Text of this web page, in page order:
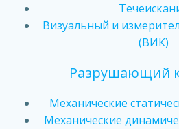
Визуальный и
(ВИК)
Разрушающий
Механические
Механические